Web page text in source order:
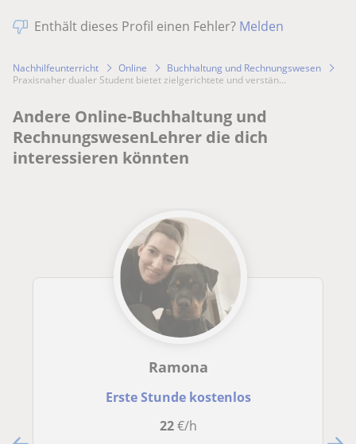
Enthält dieses Profil einen Fehler? Melden
Nachhilfeunterricht Online
Buchhaltung und Rechnungswesen
Praxisnaher dualer Student bietet zielgerichtete und verstän...
Andere Online-Buchhaltung und
RechnungswesenLehrer die dich
interessieren könnten
Ramona
Erste Stunde kostenlos
22€/h